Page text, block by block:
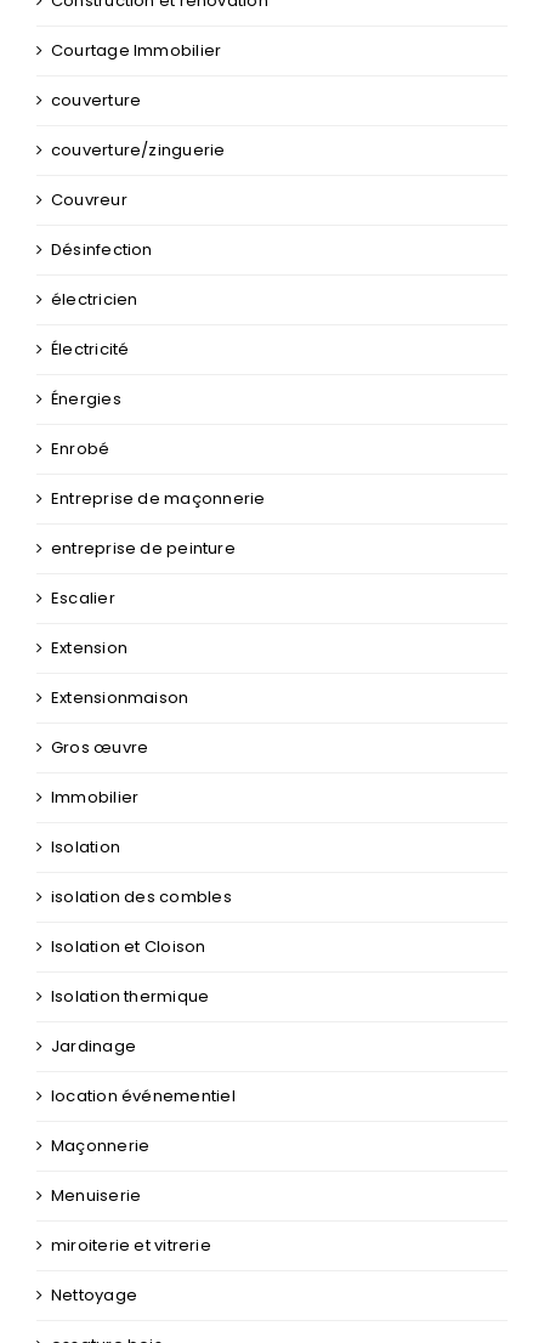
couverture/zinguerie
Couvreur
Désinfection
électricien
Électricité
Énergies
Enrobé
Entreprise de maçonnerie
entreprise de peinture
Escalier
Extension
Extensionmaison
Gros œuvre
Immobilier
Isolation
isolation des combles
Isolation et Cloison
Isolation thermique
Jardinage
location événementiel
Maçonnerie
Menuiserie
miroiterie et vitrerie
Nettoyage
ossature bois
Parquets
Peinture